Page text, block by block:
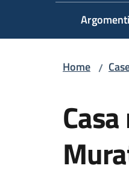
Argomenti
Home /